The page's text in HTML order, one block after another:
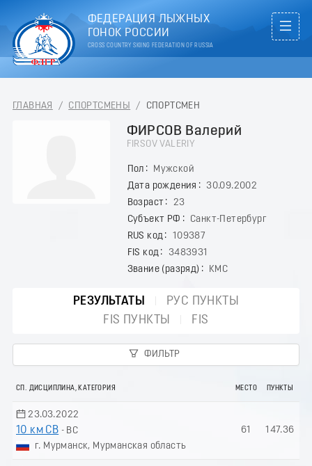
ФЕДЕРАЦИЯ ЛЫЖНЫХ
ГОНОК РОССИИ
CROSS COUNTRY SKIING FEDERATION OF RUSSIA
ГЛАВНАЯ / СПОРТСМЕНЫ / СПОРТСМЕН
ФИРСОВ Валерий
FIRSOV VALERIY
Пол
Мужской
Дата рождения
30.09.2002
Возраст
23
Субъект РФ
Санкт-Петербург
RUS код
109387
FIS код
3483931
Звание (разряд)
КМС
РЕЗУЛЬТАТЫ
РУС ПУНКТЫ
FIS ПУНКТЫ
FIS
ФИЛЬТР
СП. ДИСЦИПЛИНА, КАТЕГОРИЯ МЕСТО ПУНКТЫ
23.03.2022
10 км СВ - ВС
г. Мурманск, Мурманская область
61 147.36